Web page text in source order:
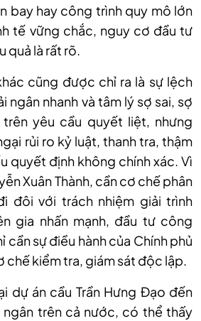
bay hay công trình quy mô lớn
tế vững chắc, nguy cơ đầu tư
quả là rất rõ.
cũng được chỉ ra là sự lệch
ngân nhanh và tâm lý sợ sai, sợ
yêu cầu quyết liệt, nhưng
rủi ro kỷ luật, thanh tra, thậm
quyết định không chính xác. Vì
Xuân Thành, cần cơ chế phân
đôi với trách nhiệm giải trình
gia nhấn mạnh, đầu tư công
cần sự điều hành của Chính phủ
chế kiểm tra, giám sát độc lập.
dự án cầu Trần Hưng Đạo đến
trên cả nước, có thể thấy